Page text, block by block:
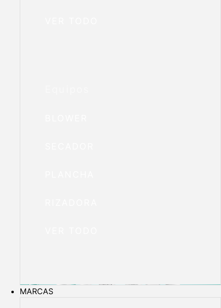
MARCAS